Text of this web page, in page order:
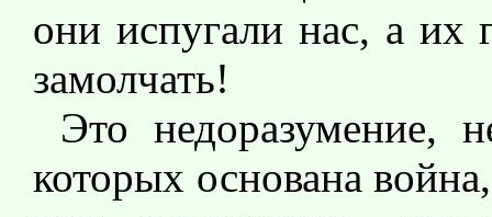
они испугали нас, а их
замолчать!
Это недоразумение,
которых основана